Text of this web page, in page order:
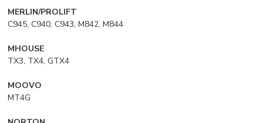
MERLIN/PROLIFT
C945, C940, C943, M842, M844
MHOUSE
TX3, TX4, GTX4
MOOVO
MT4G